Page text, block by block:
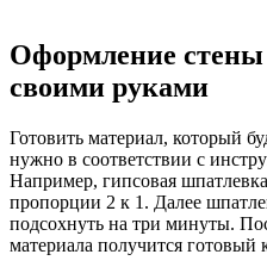
Оформление
своими руками
Готовить материал, который
нужно в соответствии с
Например, гипсовая
пропорции 2 к 1. Далее
подсохнуть на три минуты.
материала получится готовый